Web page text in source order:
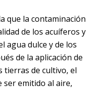
que la contaminación
de los acuíferos y
agua dulce y de los
de la aplicación de
tierras de cultivo, el
ser emitido al aire,